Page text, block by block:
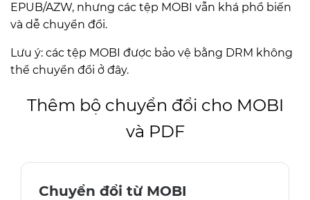
EPUB/AZW, nhưng các tệp MOBI vẫn khá phổ biến
và dễ chuyển đổi.
Lưu ý: các tệp MOBI được bảo vệ bằng DRM không
thể chuyển đổi ở đây.
Thêm bộ chuyển đổi cho MOBI
và PDF
Chuyển đổi từ MOBI